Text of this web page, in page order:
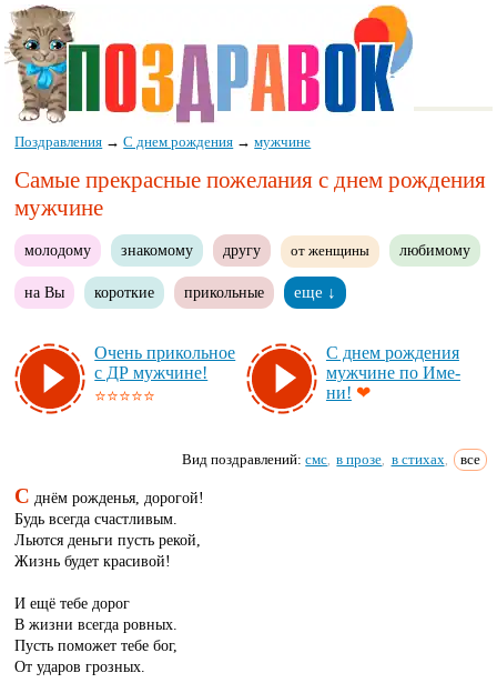
Поздравления →С днем рождения →мужчине
Самые прекрасные пожелания с днем рождения
мужчине
молодому знакомому другу от женщины любимому
на Вы короткие прикольные еще ↓
Очень при­коль­ное
с ДР муж­чи­не!
⭐⭐⭐⭐⭐
С днем рож­де­ния
муж­чи­не по Име­
ни! ❤
Вид поздравлений:смс в прозе в стихах все
С днём рожденья, дорогой!
Будь всегда счастливым.
Льются деньги пусть рекой,
Жизнь будет красивой!
И ещё тебе дорог
В жизни всегда ровных.
Пусть поможет тебе бог,
От ударов грозных.